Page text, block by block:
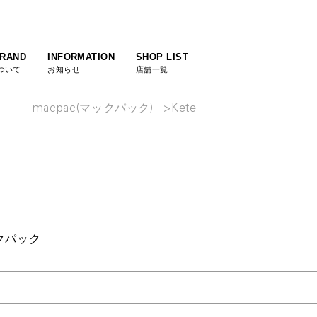
いて
INFORMATION
お知らせ
SHOP LIST
店舗一覧
macpac(マックパック) Kete
パック